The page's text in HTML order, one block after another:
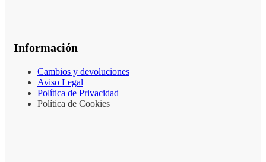
Información
Cambios y devoluciones
Aviso Legal
Política de Privacidad
Política de Cookies